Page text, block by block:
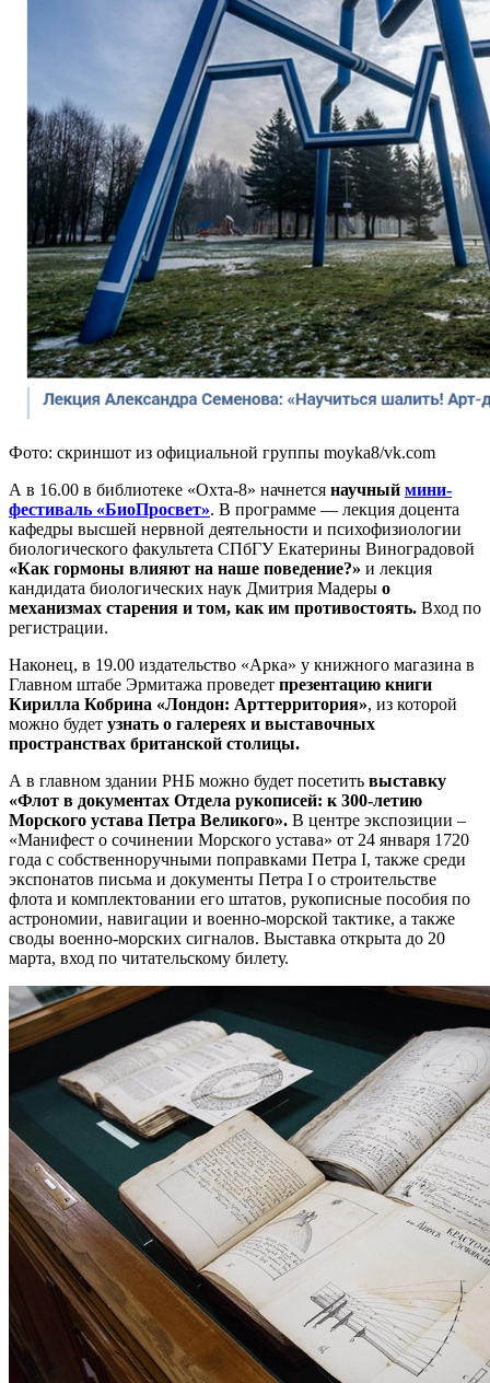
Фото: скриншот из официальной группы moyka8/vk.com
А в 16.00 в библиотеке «Охта-8» начнется научный мини-
фестиваль «БиоПросвет». В программе — лекция доцента
кафедры высшей нервной деятельности и психофизиологии
биологического факультета СПбГУ Екатерины Виноградовой
«Как гормоны влияют на наше поведение?» и лекция
кандидата биологических наук Дмитрия Мадеры о
механизмах старения и том, как им противостоять. Вход по
регистрации.
Наконец, в 19.00 издательство «Арка» у книжного магазина в
Главном штабе Эрмитажа проведет презентацию книги
Кирилла Кобрина «Лондон: Арттерритория», из которой
можно будет узнать о галереях и выставочных
пространствах британской столицы.
А в главном здании РНБ можно будет посетить выставку
«Флот в документах Отдела рукописей: к 300-летию
Морского устава Петра Великого». В центре экспозиции –
«Манифест о сочинении Морского устава» от 24 января 1720
года с собственноручными поправками Петра І, также среди
экспонатов письма и документы Петра І о строительстве
флота и комплектовании его штатов, рукописные пособия по
астрономии, навигации и военно-морской тактике, а также
своды военно-морских сигналов. Выставка открыта до 20
марта, вход по читательскому билету.